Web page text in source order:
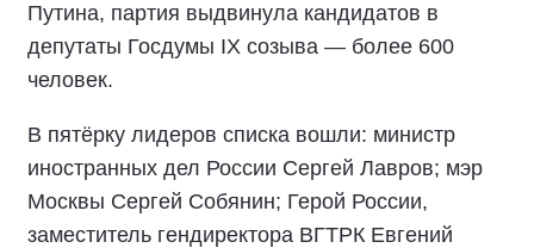
Путина, партия выдвинула кандидатов в
депутаты Госдумы IX созыва — более 600
человек.
В пятёрку лидеров списка вошли: министр
иностранных дел России Сергей Лавров; мэр
Москвы Сергей Собянин; Герой России,
заместитель гендиректора ВГТРК Евгений